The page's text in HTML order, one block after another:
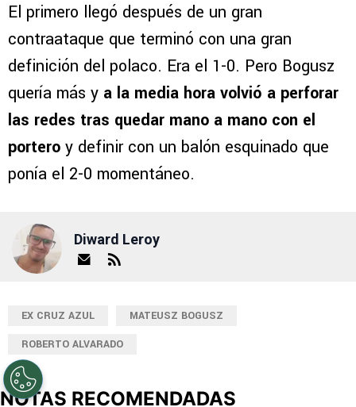
El primero llegó después de un gran
contraataque que terminó con una gran
definición del polaco. Era el 1-0. Pero Bogusz
quería más y a la media hora volvió a perforar
las redes tras quedar mano a mano con el
portero y definir con un balón esquinado que
ponía el 2-0 momentáneo.
Diward Leroy
EX CRUZ AZUL
MATEUSZ BOGUSZ
ROBERTO ALVARADO
NOTAS RECOMENDADAS